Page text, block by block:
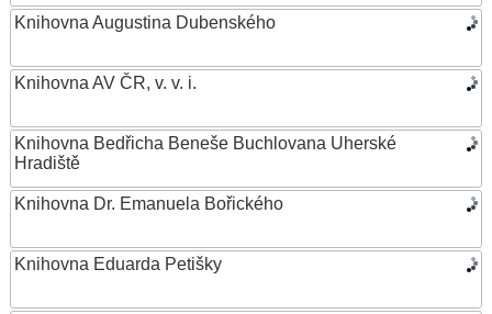
Knihovna Augustina Dubenského
Knihovna AV ČR, v. v. i.
Knihovna Bedřicha Beneše Buchlovana Uherské
Hradiště
Knihovna Dr. Emanuela Bořického
Knihovna Eduarda Petišky